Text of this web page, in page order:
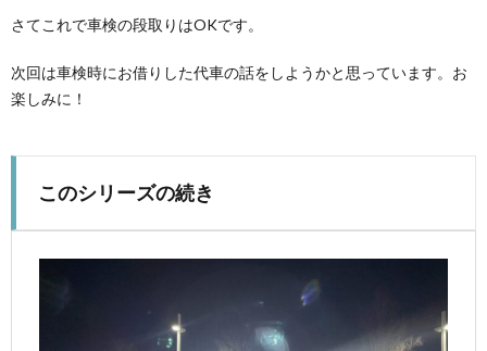
さてこれで車検の段取りはOKです。
次回は車検時にお借りした代車の話をしようかと思っています。お
楽しみに！
このシリーズの続き